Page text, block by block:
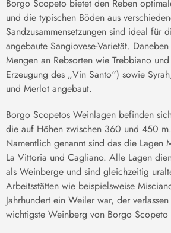
Borgo Scopeto bietet den Reben
und die typischen Böden aus
Sandzusammensetzungen sind ideal für
angebaute Sangiovese-Varietät.
Mengen an Rebsorten wie Trebbiano
Erzeugung des „Vin Santo“) sowie
und Merlot angebaut.
Borgo Scopetos Weinlagen befinden
die auf Höhen zwischen 360 und 450
Namentlich genannt sind das die Lagen
La Vittoria und Cagliano. Alle Lagen
als Weinberge und sind gleichzeitig
Arbeitsstätten wie beispielsweise
Jahrhundert ein Weiler war, der
wichtigste Weinberg von Borgo Scopeto